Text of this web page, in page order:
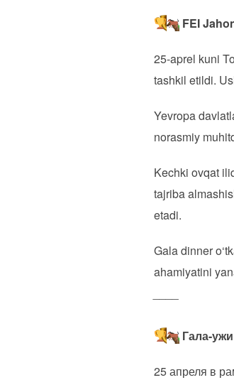
FEI
25-aprel kuni
tashkil etildi.
Yevropa
norasmiy
Kechki ovqat
tajriba
etadi.
Gala dinner
ahamiyatini
Гала-
25 апреля в